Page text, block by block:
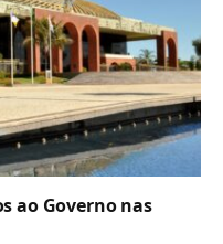
ao Governo nas